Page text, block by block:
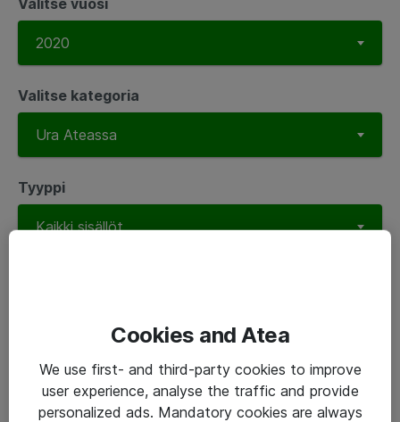
Valitse vuosi
Valitse kategoria
Tyyppi
Cookies and Atea
We use first- and third-party cookies to improve
user experience, analyse the traffic and provide
personalized ads. Mandatory cookies are always